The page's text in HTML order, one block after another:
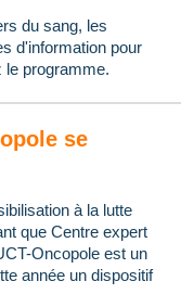
du sang, les
d'information pour
le programme.
se
à la lutte
que Centre expert
Oncopole est un
année un dispositif